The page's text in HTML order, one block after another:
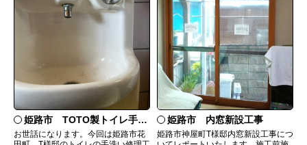
姫路市 TOTO製トイレ手洗いの水漏れ修理
お世話になります。今回は姫路市花
姫路市 内窓新設工事
姫路市神屋町T様邸内窓新設工事につ